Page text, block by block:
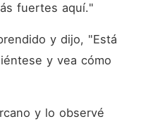
fuertes aquí."
y dijo, "Está
y vea cómo
y lo observé